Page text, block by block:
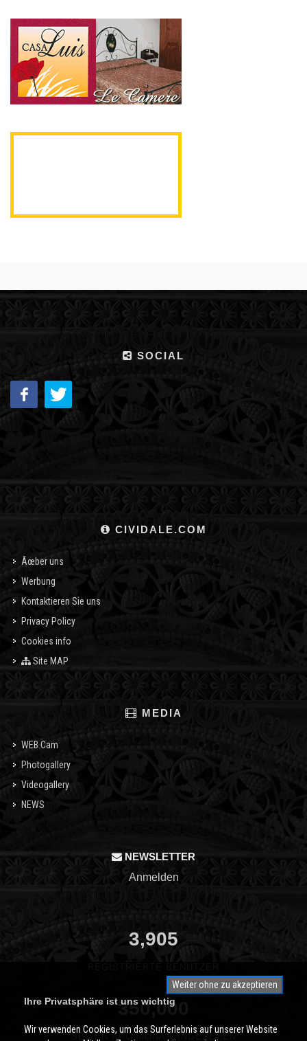
SOCIAL
CIVIDALE.COM
Ãœber uns
Werbung
Kontaktieren Sie uns
Privacy Policy
Cookies info
Site MAP
MEDIA
WEB Cam
Photogallery
Videogallery
NEWS
NEWSLETTER
Anmelden
3,905
350,000
SEITEN PRO MONAT ANGESEHEN
Weiter ohne zu akzeptieren
Ihre Privatsphäre ist uns wichtig
Wir verwenden Cookies, um das Surferlebnis auf unserer Website